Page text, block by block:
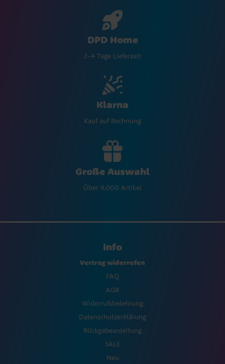
DPD Home
2-4 Tage Lieferzeit
Klarna
Kauf auf Rechnung
Große Auswahl
Über 9.000 Artikel
Info
Vertrag widerrufen
FAQ
AGB
Widerrufsbelehrung
Datenschutzerklärung
Rückgabeanleitung
SALE
Neu